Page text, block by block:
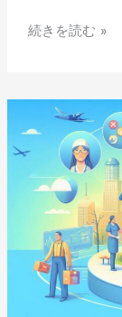
続きを読む »
2025
年、
在
医
は
ど